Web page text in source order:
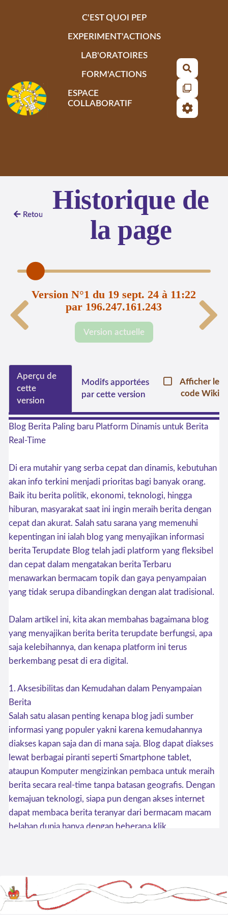
C'EST QUOI PEP
EXPERIMENT'ACTIONS
LAB'ORATOIRES
FORM'ACTIONS
ESPACE
COLLABORATIF
Retour
Historique de
la page
Version N°1 du 19 sept. 24 à 11:22
par 196.247.161.243
Version actuelle
Aperçu de
cette
version
Modifs apportées
par cette version
Afficher le
code Wiki